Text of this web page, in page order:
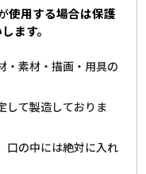
使用する場合は保護
ます。
・素材・描画・用具の
して製造しておりま
口の中には絶対に入れ